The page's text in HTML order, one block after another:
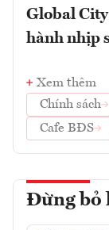
Global
hành nhịp
Xem thêm
Chính sách
Cafe BĐS
Đừng bỏ